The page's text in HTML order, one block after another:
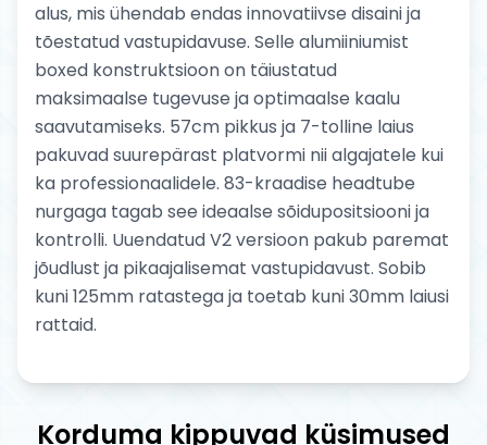
alus, mis ühendab endas innovatiivse disaini ja
tõestatud vastupidavuse. Selle alumiiniumist
boxed konstruktsioon on täiustatud
maksimaalse tugevuse ja optimaalse kaalu
saavutamiseks. 57cm pikkus ja 7-tolline laius
pakuvad suurepärast platvormi nii algajatele kui
ka professionaalidele. 83-kraadise headtube
nurgaga tagab see ideaalse sõidupositsiooni ja
kontrolli. Uuendatud V2 versioon pakub paremat
jõudlust ja pikaajalisemat vastupidavust. Sobib
kuni 125mm ratastega ja toetab kuni 30mm laiusi
rattaid.
Korduma kippuvad küsimused